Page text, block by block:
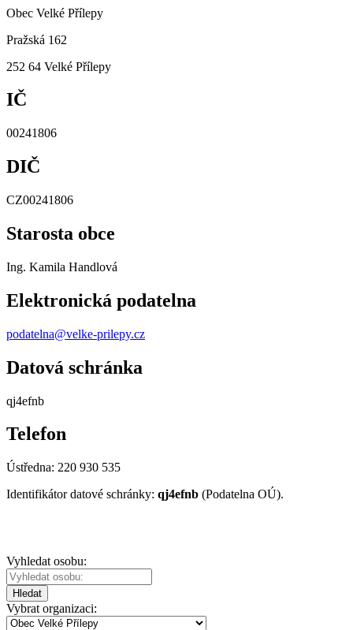
Obec Velké Přílepy
Pražská 162
252 64 Velké Přílepy
IČ
00241806
DIČ
CZ00241806
Starosta obce
Ing. Kamila Handlová
Elektronická podatelna
podatelna@velke-prilepy.cz
Datová schránka
qj4efnb
Telefon
Ústředna: 220 930 535
Identifikátor datové schránky: qj4efnb (Podatelna OÚ).
Vyhledat osobu:
Hledat
Vybrat organizaci: